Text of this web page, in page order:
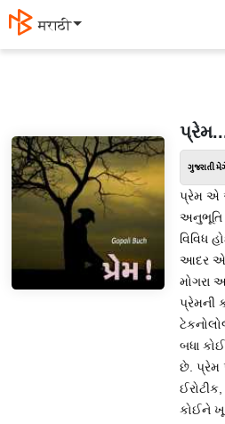
मराठी
ગુજરાતી
પ્રેમ એ
અનુભૂતિ
વિવિધ
આદર એ
મોગરા
પ્રેમની
બધા
છે. પ્રેમ
કોઈને